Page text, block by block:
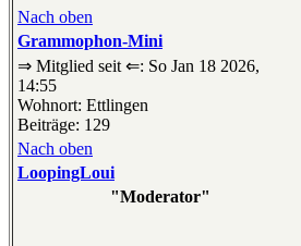
Nach oben
Grammophon-Mini
⇒ Mitglied seit ⇐: So Jan 18 2026,
14:55
Wohnort: Ettlingen
Beiträge: 129
Nach oben
LoopingLoui
"Moderator"